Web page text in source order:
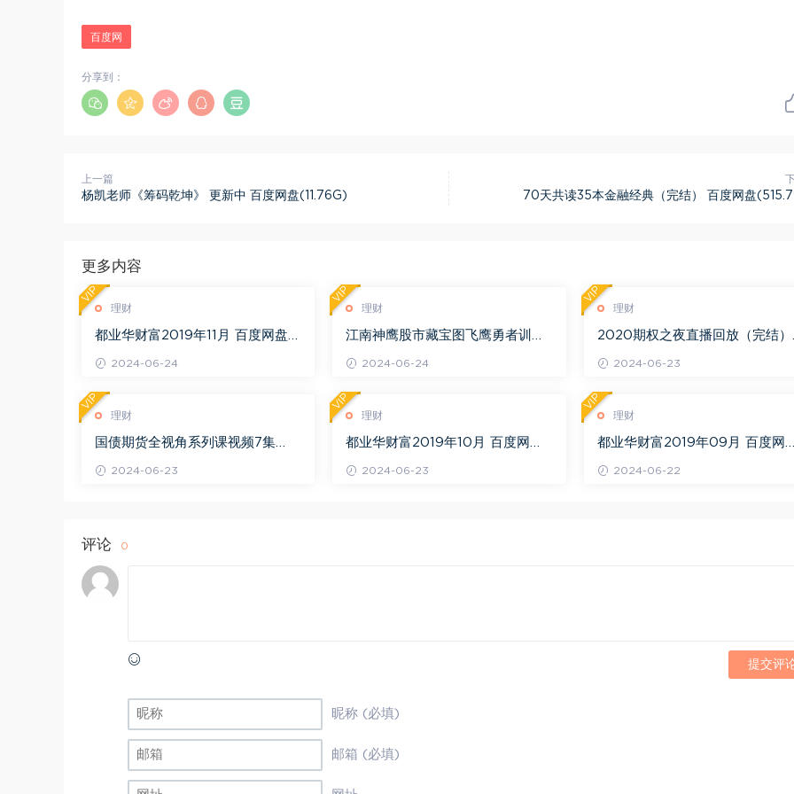
百度网
分享到：
上一篇
杨凯老师《筹码乾坤》 更新中 百度网盘(11.76G) 70天共读35本金融经典（完结） 百度网盘
更多内容
理财
都业华财富2019年11月 百度网盘
2024-06-24
VIP
理财
江南神鹰股市藏宝图飞鹰勇者训练
2024-06-24
VIP
理财
2020期权之夜直播回放（完结）
2024-06-23
VIP
理财
国债期货全视角系列课视频7集
2024-06-23
VIP
理财
都业华财富2019年10月 百度网盘
2024-06-23
VIP
理财
都业华财富2019年09月 百度网
2024-06-22
VIP
评论 0
提交评
昵称 (必填)
邮箱 (必填)